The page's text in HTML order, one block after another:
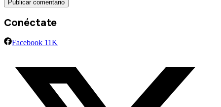
Conéctate
Facebook 11K